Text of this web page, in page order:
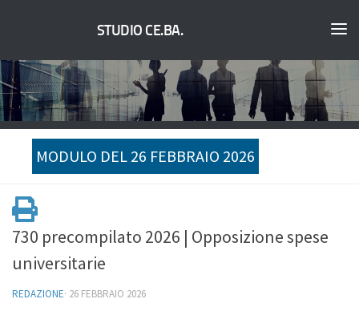
STUDIO CE.BA.
MODULO DEL 26 FEBBRAIO 2026
730 precompilato 2026 | Opposizione spese
universitarie
REDAZIONE· 26 FEBBRAIO 2026